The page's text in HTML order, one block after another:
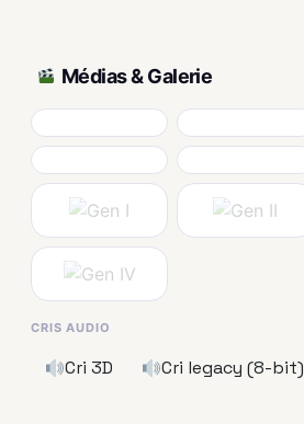
Médias & Galerie
CRIS AUDIO
Cri 3D Cri legacy (8-bit)